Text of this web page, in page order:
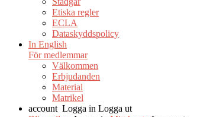
Etiska regler
ECLA
Dataskyddspolicy
In English
För medlemmar
Välkommen
Erbjudanden
Material
Matrikel
account Logga in Logga ut